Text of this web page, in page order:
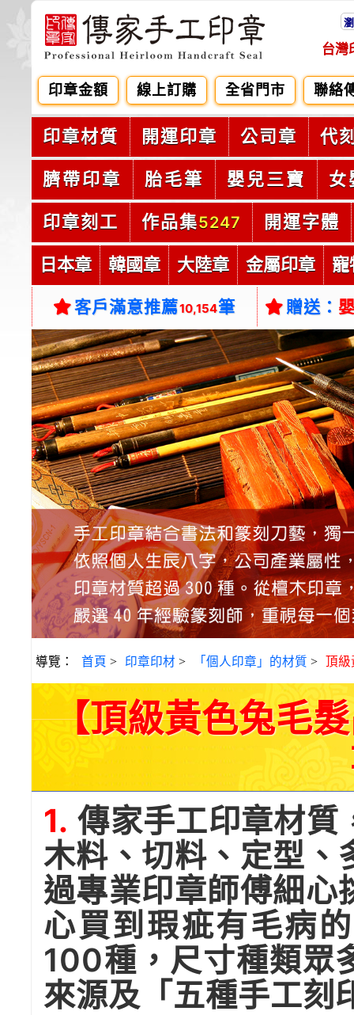
台灣
印章金額 線上訂購 全省門市 聯絡
印章材質 開運印章 公司章 代
臍帶印章 胎毛筆 嬰兒三寶 女
印章刻工 作品集5247 開運字體
日本章 韓國章 大陸章 金屬印章 寵
客戶滿意推薦10,154筆 贈送：
導覽： 首頁 > 印章印材 > 「個人印章」的材質 > 頂
【頂級黃色兔毛
1. 傳家手工印章材質
木料、切料、定型、
過專業印章師傅細心
心買到瑕疵有毛病
100種，尺寸種類眾
來源及「五種手工刻